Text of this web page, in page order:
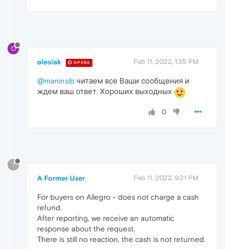
O
olesiak OPERA Feb 11, 2022, 1:35 PM
@maninsib читаем все Ваши сообщения и
ждем ваш ответ. Хороших выходных
0
?
A Former User Feb 11, 2022, 9:21 PM
For buyers on Allegro - does not charge a cash
refund.
After reporting, we receive an automatic
response about the request.
There is still no reaction, the cash is not returned.